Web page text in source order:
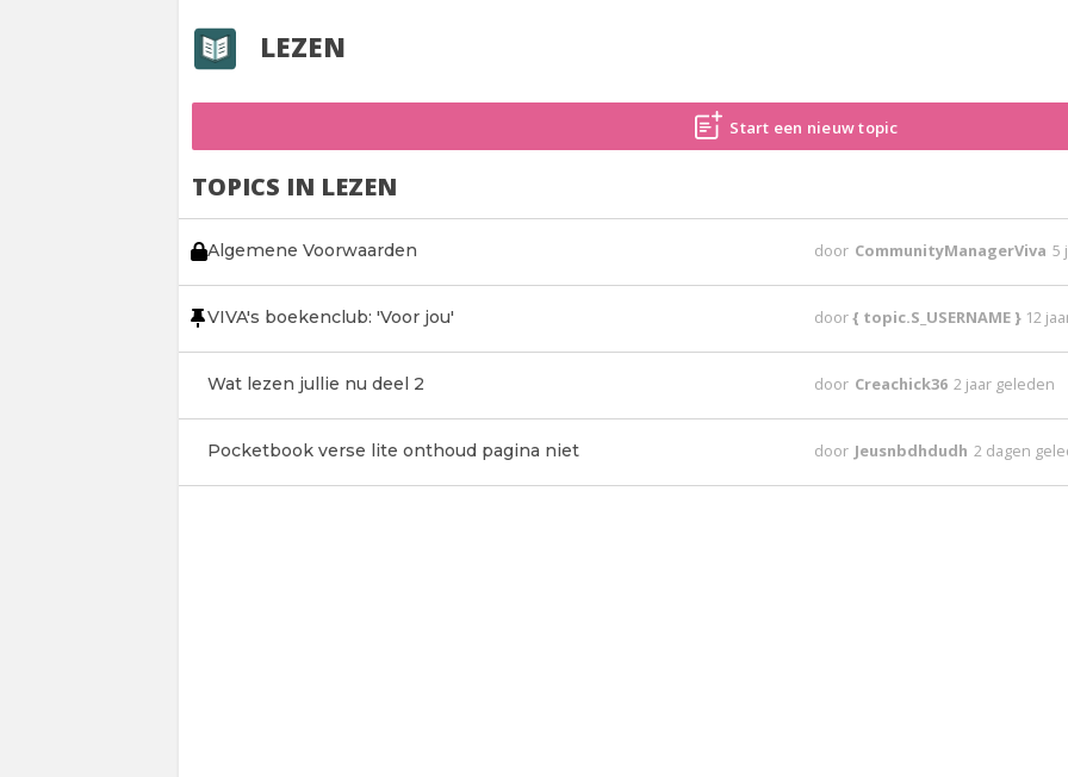
LEZEN
Start een nieuw topic
TOPICS IN LEZEN
Algemene Voorwaarden door CommunityManagerViva 5
VIVA's boekenclub: 'Voor jou' door{ topic.S_USERNAME } 12
Wat lezen jullie nu deel 2 door Creachick36 2 jaar geleden
Pocketbook verse lite onthoud pagina niet door Jeusnbdhdudh 2 dagen